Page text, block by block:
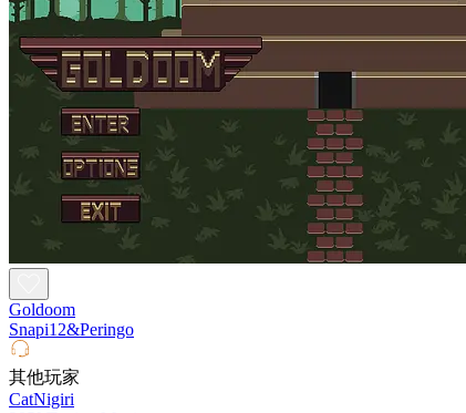
Goldoom
Snapi12&Peringo
其他玩家
CatNigiri